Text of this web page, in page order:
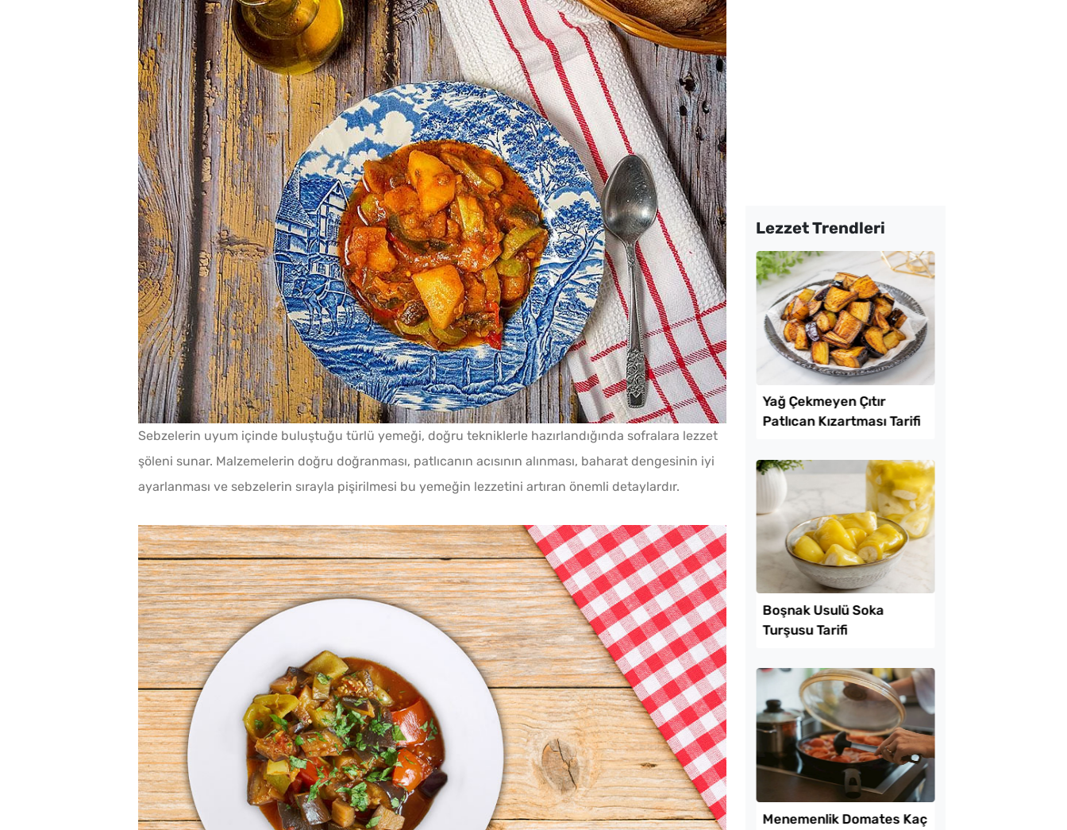
Kışlık Domates Sosunun
İçine Ne Konur?
Ev Yapımı Domates Sosu
Kaç Yıl Dayanır?
Evde Elma Sirkesi
Yapmanın 4 Püf Noktası
Tarhana Hamuru Kaç Gün
Mayalandırılır?
Kahvaltılık Pratik
Kaygana Tarifi
Sebzelerin uyum içinde buluştuğu türlü yemeği, doğru tekniklerle hazırlandığında sofralara lezzet
şöleni sunar. Malzemelerin doğru doğranması, patlıcanın acısının alınması, baharat dengesinin iyi
ayarlanması ve sebzelerin sırayla pişirilmesi bu yemeğin lezzetini artıran önemli detaylardır.